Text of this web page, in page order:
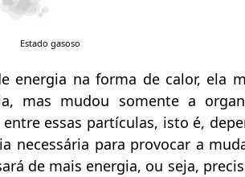
Estado gasoso
energia na forma de calor, ela
mas mudou somente a
essas partículas, isto é,
necessária para provocar a
de mais energia, ou seja,